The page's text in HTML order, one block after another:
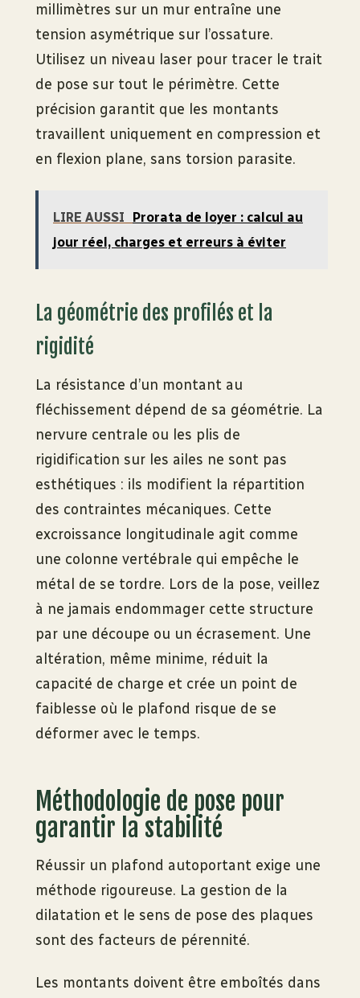
millimètres sur un mur entraîne une
tension asymétrique sur l’ossature.
Utilisez un niveau laser pour tracer le trait
de pose sur tout le périmètre. Cette
précision garantit que les montants
travaillent uniquement en compression et
en flexion plane, sans torsion parasite.
LIRE AUSSI
Prorata de loyer : calcul au
jour réel, charges et erreurs à éviter
La géométrie des profilés et la
rigidité
La résistance d’un montant au
fléchissement dépend de sa géométrie. La
nervure centrale ou les plis de
rigidification sur les ailes ne sont pas
esthétiques : ils modifient la répartition
des contraintes mécaniques. Cette
excroissance longitudinale agit comme
une colonne vertébrale qui empêche le
métal de se tordre. Lors de la pose, veillez
à ne jamais endommager cette structure
par une découpe ou un écrasement. Une
altération, même minime, réduit la
capacité de charge et crée un point de
faiblesse où le plafond risque de se
déformer avec le temps.
Méthodologie de pose pour
garantir la stabilité
Réussir un plafond autoportant exige une
méthode rigoureuse. La gestion de la
dilatation et le sens de pose des plaques
sont des facteurs de pérennité.
Les montants doivent être emboîtés dans